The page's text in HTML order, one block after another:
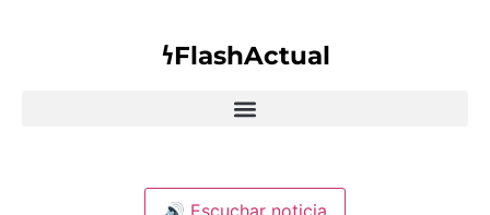
𐓏FlashActual
🔊 Escuchar noticia